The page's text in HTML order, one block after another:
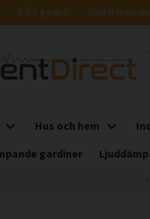
5 års garanti Snabb
Hus och hem
gardiner